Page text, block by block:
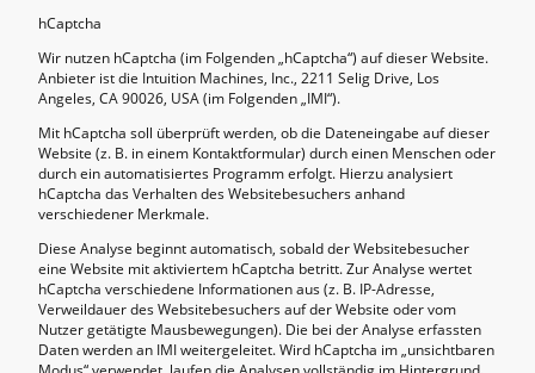
hCaptcha
Wir nutzen hCaptcha (im Folgenden „hCaptcha“) auf dieser Website.
Anbieter ist die Intuition Machines, Inc., 2211 Selig Drive, Los
Angeles, CA 90026, USA (im Folgenden „IMI“).
Mit hCaptcha soll überprüft werden, ob die Dateneingabe auf dieser
Website (z. B. in einem Kontaktformular) durch einen Menschen oder
durch ein automatisiertes Programm erfolgt. Hierzu analysiert
hCaptcha das Verhalten des Websitebesuchers anhand
verschiedener Merkmale.
Diese Analyse beginnt automatisch, sobald der Websitebesucher
eine Website mit aktiviertem hCaptcha betritt. Zur Analyse wertet
hCaptcha verschiedene Informationen aus (z. B. IP-Adresse,
Verweildauer des Websitebesuchers auf der Website oder vom
Nutzer getätigte Mausbewegungen). Die bei der Analyse erfassten
Daten werden an IMI weitergeleitet. Wird hCaptcha im „unsichtbaren